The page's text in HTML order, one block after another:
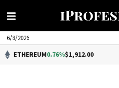
6/8/2026
$1,912.00